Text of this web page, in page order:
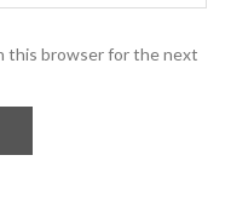
this browser for the next